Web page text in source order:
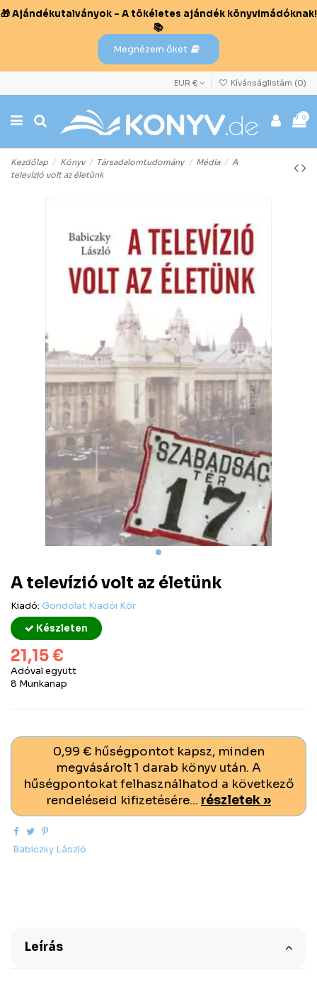
🎁 Ajándékutalványok – A tökéletes ajándék könyvimádóknak!
📚
Megnézem őket
EUR € Kívánságlistám (0)
0
Kezdőlap Könyv Társadalomtudomány Média
A
televízió volt az életünk
A televízió volt az életünk
Kiadó: Gondolat Kiadói Kör
Készleten
21,15 €
Adóval együtt
8 Munkanap
0,99 € hűségpontot kapsz, minden
megvásárolt 1 darab könyv után. A
hűségpontokat felhasználhatod a következő
rendeléseid kifizetésére... részletek »
Babiczky László
Leírás